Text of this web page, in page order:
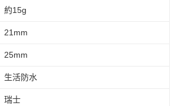
約15g
21mm
25mm
生活防水
瑞士